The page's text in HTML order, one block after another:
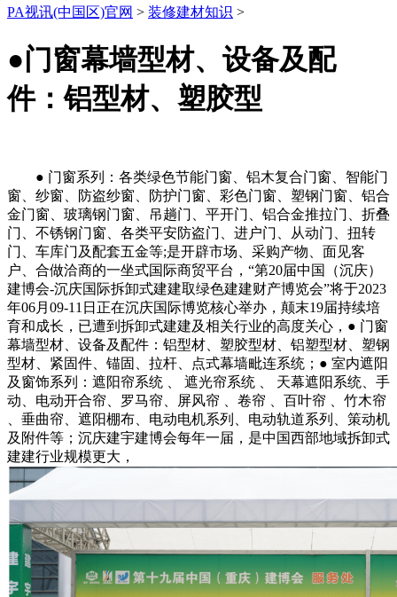
PA视讯(中国区)官网 > 装修建材知识 >
●门窗幕墙型材、设备及配
件：铝型材、塑胶型
● 门窗系列：各类绿色节能门窗、铝木复合门窗、智能门
窗、纱窗、防盗纱窗、防护门窗、彩色门窗、塑钢门窗、铝合
金门窗、玻璃钢门窗、吊趟门、平开门、铝合金推拉门、折叠
门、不锈钢门窗、各类平安防盗门、进户门、从动门、扭转
门、车库门及配套五金等;是开辟市场、采购产物、面见客
户、合做洽商的一坐式国际商贸平台，“第20届中国（沉庆）
建博会-沉庆国际拆卸式建建取绿色建建财产博览会”将于2023
年06月09-11日正在沉庆国际博览核心举办，颠末19届持续培
育和成长，已遭到拆卸式建建及相关行业的高度关心，● 门窗
幕墙型材、设备及配件：铝型材、塑胶型材、铝塑型材、塑钢
型材、紧固件、锚固、拉杆、点式幕墙毗连系统；● 室内遮阳
及窗饰系列：遮阳帘系统 、 遮光帘系统 、 天幕遮阳系统、手
动、电动开合帘、罗马帘、屏风帘 、卷帘 、百叶帘 、竹木帘
、垂曲帘、遮阳棚布、电动电机系列、电动轨道系列、策动机
及附件等；沉庆建宇建博会每年一届，是中国西部地域拆卸式
建建行业规模更大，